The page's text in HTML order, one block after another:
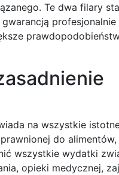
Te dwa filary
profesjonalnie
na wszystkie
do alimentów,
wszystkie wydatki
opieki medycznej,